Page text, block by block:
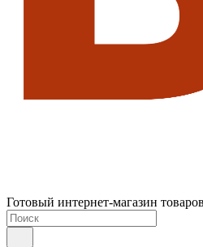
Готовый интернет-магазин